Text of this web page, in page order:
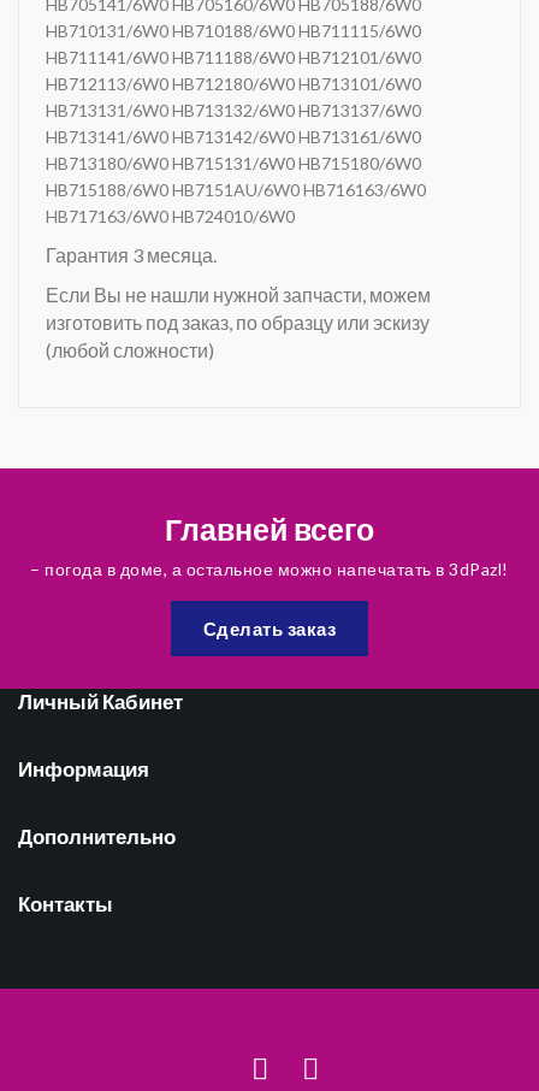
HB710131/6W0 HB710188/6W0 HB711115/6W0
HB711141/6W0 HB711188/6W0 HB712101/6W0
HB712113/6W0 HB712180/6W0 HB713101/6W0
HB713131/6W0 HB713132/6W0 HB713137/6W0
HB713141/6W0 HB713142/6W0 HB713161/6W0
HB713180/6W0 HB715131/6W0 HB715180/6W0
HB715188/6W0 HB7151AU/6W0 HB716163/6W0
HB717163/6W0 HB724010/6W0
Гарантия 3 месяца.
Если Вы не нашли нужной запчасти, можем
изготовить под заказ, по образцу или эскизу
(любой сложности)
Главней всего
– погода в доме, а остальное можно напечатать в 3dPazl!
Сделать заказ
Личный Кабинет
Информация
Дополнительно
Контакты